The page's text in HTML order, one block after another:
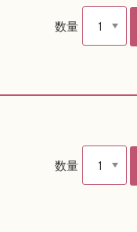
数量
数量